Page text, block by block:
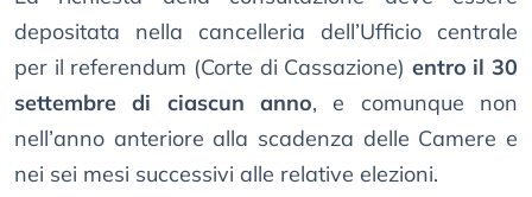
depositata nella cancelleria dell’Ufficio centrale
per il referendum (Corte di Cassazione) entro il 30
settembre di ciascun anno, e comunque non
nell’anno anteriore alla scadenza delle Camere e
nei sei mesi successivi alle relative elezioni.